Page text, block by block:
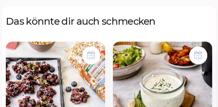
Das könnte dir auch schmecken